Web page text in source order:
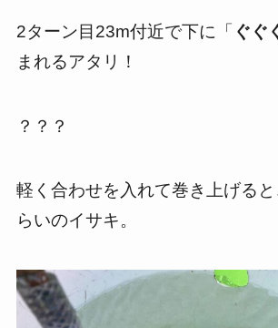
2ターン目23m付近で下に「 ぐぐ
まれるアタリ！
？？？
軽く合わせを入れて巻き上げると
らいのイサキ。